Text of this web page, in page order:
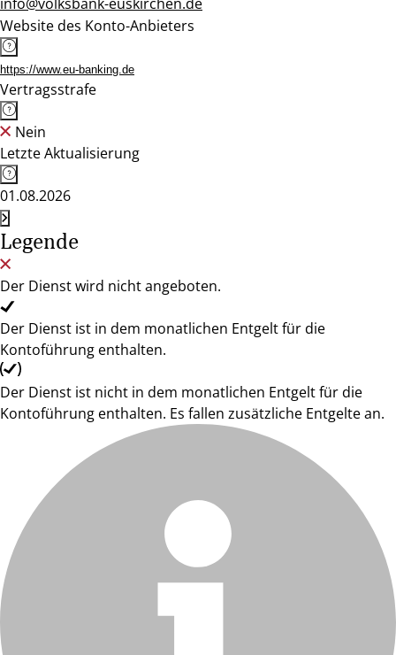
Website des Konto-Anbieters
https://www.eu-banking.de
Vertragsstrafe
Nein
Letzte Aktualisierung
01.08.2026
Legende
Der Dienst wird nicht angeboten.
Der Dienst ist in dem monatlichen Entgelt für die
Kontoführung enthalten.
Der Dienst ist nicht in dem monatlichen Entgelt für die
Kontoführung enthalten. Es fallen zusätzliche Entgelte an.